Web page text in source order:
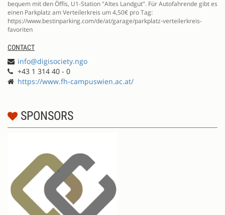
bequem mit den Öffis, U1-Station "Altes Landgut". Für Autofahrende gibt es
einen Parkplatz am Verteilerkreis um 4,50€ pro Tag:
https://www.bestinparking.com/de/at/garage/parkplatz-verteilerkreis-
favoriten
CONTACT
info@digisociety.ngo
+43 1 314 40 - 0
https://www.fh-campuswien.ac.at/
SPONSORS